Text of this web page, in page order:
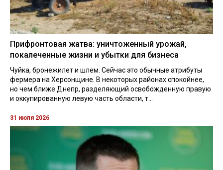
Прифронтовая жатва: уничтоженный урожай,
покалеченные жизни и убытки для бизнеса
Чуйка, бронежилет и шлем. Сейчас это обычные атрибуты
фермера на Херсонщине. В некоторых районах спокойнее,
но чем ближе Днепр, разделяющий освобожденную правую
и оккупированную левую часть области, т...
31 июля 2026